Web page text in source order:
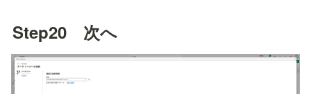
Step20　次へ